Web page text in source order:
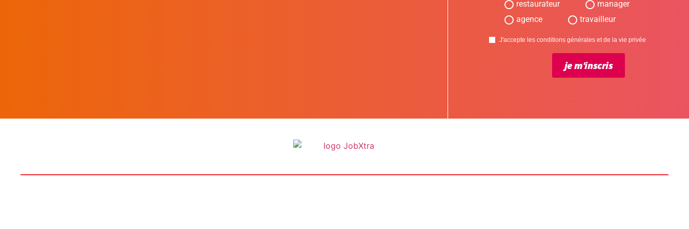
restaurateur
manager
agence
travailleur
J'accepte les conditions générales et de la vie privée
je m'inscris